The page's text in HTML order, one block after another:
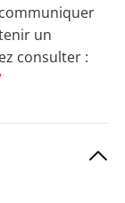
un
consulter :